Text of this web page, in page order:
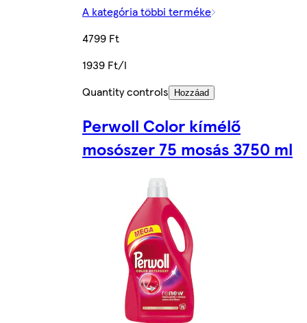
A kategória többi terméke
4799 Ft
1939 Ft/l
Quantity controls
Hozzáad
Perwoll Color kímélő
mosószer 75 mosás 3750 ml